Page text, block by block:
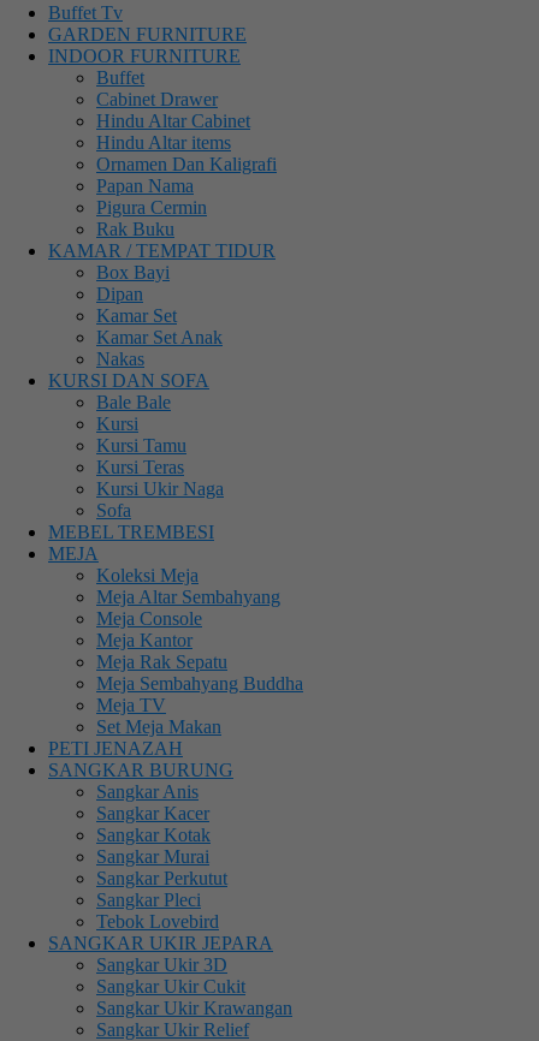
Buffet Tv
GARDEN FURNITURE
INDOOR FURNITURE
Buffet
Cabinet Drawer
Hindu Altar Cabinet
Hindu Altar items
Ornamen Dan Kaligrafi
Papan Nama
Pigura Cermin
Rak Buku
KAMAR / TEMPAT TIDUR
Box Bayi
Dipan
Kamar Set
Kamar Set Anak
Nakas
KURSI DAN SOFA
Bale Bale
Kursi
Kursi Tamu
Kursi Teras
Kursi Ukir Naga
Sofa
MEBEL TREMBESI
MEJA
Koleksi Meja
Meja Altar Sembahyang
Meja Console
Meja Kantor
Meja Rak Sepatu
Meja Sembahyang Buddha
Meja TV
Set Meja Makan
PETI JENAZAH
SANGKAR BURUNG
Sangkar Anis
Sangkar Kacer
Sangkar Kotak
Sangkar Murai
Sangkar Perkutut
Sangkar Pleci
Tebok Lovebird
SANGKAR UKIR JEPARA
Sangkar Ukir 3D
Sangkar Ukir Cukit
Sangkar Ukir Krawangan
Sangkar Ukir Relief